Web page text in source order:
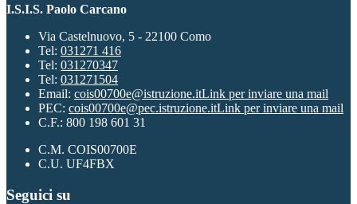
I.S.I.S. Paolo Carcano
Via Castelnuovo, 5 - 22100 Como
Tel: 031271 416
Tel: 031270347
Tel: 031271504
Email: cois00700e@istruzione.itLink per inviare una mail
PEC: cois00700e@pec.istruzione.itLink per inviare una mail
C.F.: 800 198 601 31
C.M. COIS00700E
C.U. UF4FBX
Seguici su